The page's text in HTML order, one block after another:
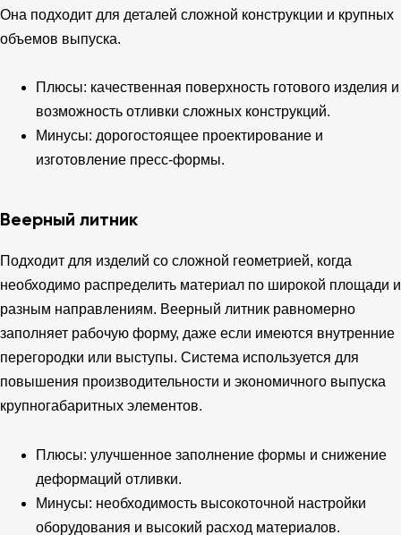
Она подходит для деталей сложной конструкции и крупных
объемов выпуска.
Плюсы: качественная поверхность готового изделия и
возможность отливки сложных конструкций.
Минусы: дорогостоящее проектирование и
изготовление пресс-формы.
Веерный литник
Подходит для изделий со сложной геометрией, когда
необходимо распределить материал по широкой площади и
разным направлениям. Веерный литник равномерно
заполняет рабочую форму, даже если имеются внутренние
перегородки или выступы. Система используется для
повышения производительности и экономичного выпуска
крупногабаритных элементов.
Плюсы: улучшенное заполнение формы и снижение
деформаций отливки.
Минусы: необходимость высокоточной настройки
оборудования и высокий расход материалов.